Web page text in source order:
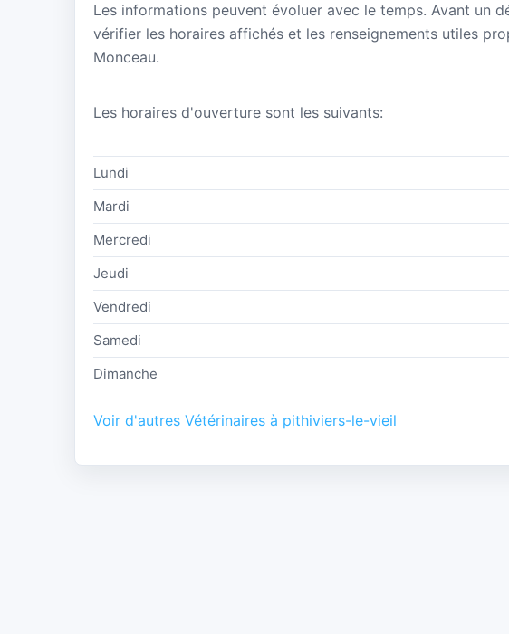
Les informations peuvent évoluer avec le temps. Avant un
vérifier les horaires affichés et les renseignements utiles
Monceau.
Les horaires d'ouverture sont les suivants:
Lundi
Mardi
Mercredi
Jeudi
Vendredi
Samedi
Dimanche
Voir d'autres Vétérinaires à pithiviers-le-vieil